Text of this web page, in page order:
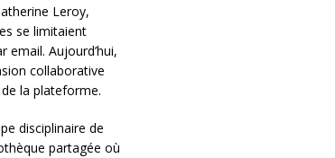
Leroy,
se limitaient
Aujourd’hui,
collaborative
la plateforme.
disciplinaire de
partagée où